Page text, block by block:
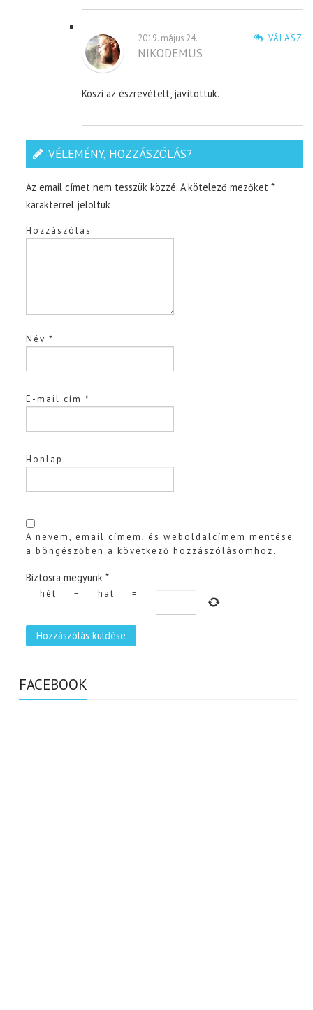
VÁLASZ
2019. május 24.
NIKODEMUS
Köszi az észrevételt, javítottuk.
VÉLEMÉNY, HOZZÁSZÓLÁS?
Az email címet nem tesszük közzé. A kötelező mezőket*
karakterrel jelöltük
Hozzászólás
Név*
E-mail cím*
Honlap
A nevem, email címem, és weboldalcímem mentése
a böngészőben a következő hozzászólásomhoz.
Biztosra megyünk *
hét − hat =
FACEBOOK